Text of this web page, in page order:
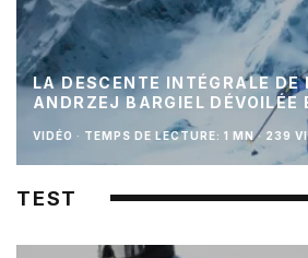
LA DESCENTE INTÉGRALE DE
ANDRZEJ BARGIEL DÉVOILÉE
VIDÉO · TEMPS DE LECTURE: 1 MN · 239
TEST